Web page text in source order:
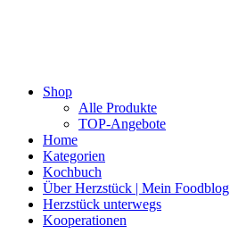
Shop
Alle Produkte
TOP-Angebote
Home
Kategorien
Kochbuch
Über Herzstück | Mein Foodblog
Herzstück unterwegs
Kooperationen